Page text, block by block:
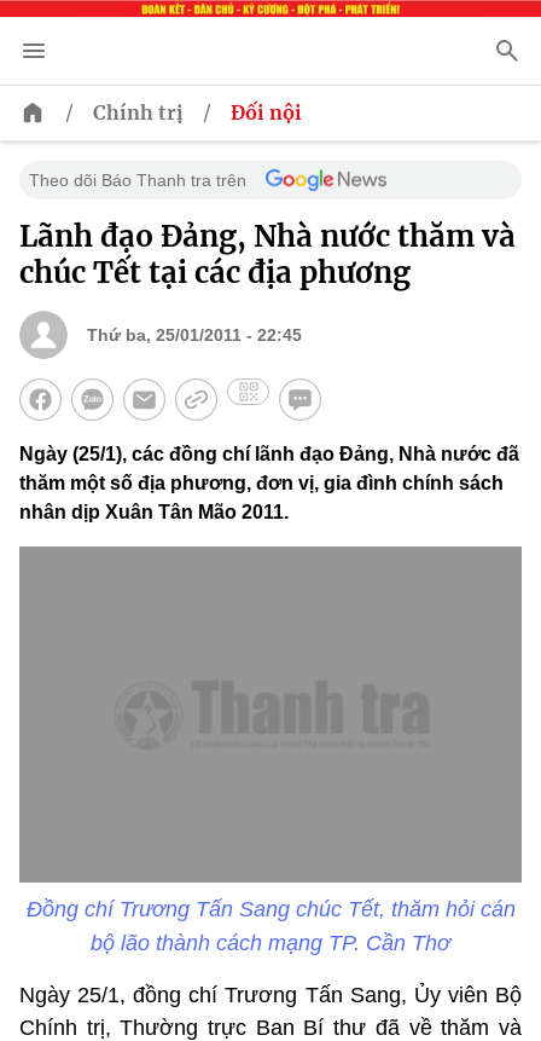
/ Chính trị / Đối nội
Theo dõi Báo Thanh tra trên
Lãnh đạo Đảng, Nhà nước thăm và
chúc Tết tại các địa phương
Thứ ba, 25/01/2011 - 22:45
Ngày (25/1), các đồng chí lãnh đạo Đảng, Nhà nước đã
thăm một số địa phương, đơn vị, gia đình chính sách
nhân dịp Xuân Tân Mão 2011.
Đồng chí Trương Tấn Sang chúc Tết, thăm hỏi cán
bộ lão thành cách mạng TP. Cần Thơ
Ngày 25/1, đồng chí Trương Tấn Sang, Ủy viên Bộ
Chính trị, Thường trực Ban Bí thư đã về thăm và